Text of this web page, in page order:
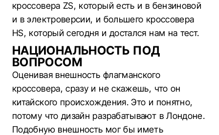
кроссовера ZS, который есть и в бензиновой
и в электроверсии, и большего кроссовера
HS, который сегодня и достался нам на тест.
НАЦИОНАЛЬНОСТЬ ПОД
ВОПРОСОМ
Оценивая внешность флагманского
кроссовера, сразу и не скажешь, что он
китайского происхождения. Это и понятно,
потому что дизайн разрабатывают в Лондоне.
Подобную внешность мог бы иметь